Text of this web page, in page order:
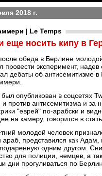
2018 г.
| Le Temps
еще носить кипу в
обеда в Берлине
провести эксперимент,
дебаты об антисемитизме
опубликован в соцсетях
против антисемитизма и за
"еврей" по-арабски и
на камеру, говорится в
молодой человек
араб, представился как
одним другом.
для полиции, немцев, а
дни прогуливаться по